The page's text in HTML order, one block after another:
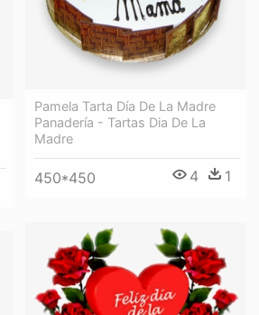
Pamela Tarta Día De La Madre
Panadería - Tartas Dia De La
Madre
450*450 4 1